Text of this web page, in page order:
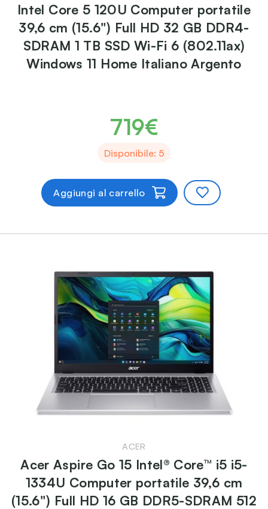
Intel Core 5 120U Computer portatile
39,6 cm (15.6") Full HD 32 GB DDR4-
SDRAM 1 TB SSD Wi-Fi 6 (802.11ax)
Windows 11 Home Italiano Argento
719€
Disponibile: 5
Aggiungi al carrello
ACER
Acer Aspire Go 15 Intel® Core™ i5 i5-
1334U Computer portatile 39,6 cm
(15.6") Full HD 16 GB DDR5-SDRAM 512